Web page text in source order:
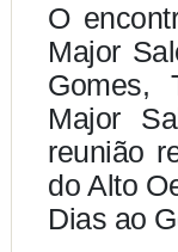
O
Major
Gomes,
Major
reunião
do Alto
Dias ao